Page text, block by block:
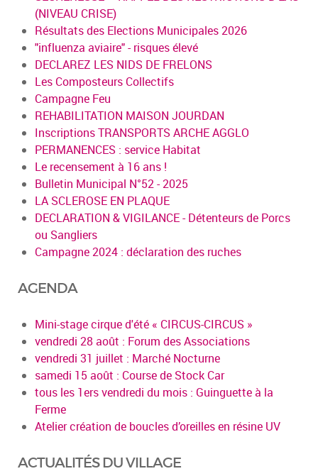
(NIVEAU CRISE)
Résultats des Elections Municipales 2026
"influenza aviaire" - risques élevé
DECLAREZ LES NIDS DE FRELONS
Les Composteurs Collectifs
Campagne Feu
REHABILITATION MAISON JOURDAN
Inscriptions TRANSPORTS ARCHE AGGLO
PERMANENCES : service Habitat
Le recensement à 16 ans !
Bulletin Municipal N°52 - 2025
LA SCLEROSE EN PLAQUE
DECLARATION & VIGILANCE - Détenteurs de Porcs
ou Sangliers
Campagne 2024 : déclaration des ruches
AGENDA
Mini-stage cirque d'été « CIRCUS-CIRCUS »
vendredi 28 août : Forum des Associations
vendredi 31 juillet : Marché Nocturne
samedi 15 août : Course de Stock Car
tous les 1ers vendredi du mois : Guinguette à la
Ferme
Atelier création de boucles d’oreilles en résine UV
ACTUALITÉS DU VILLAGE